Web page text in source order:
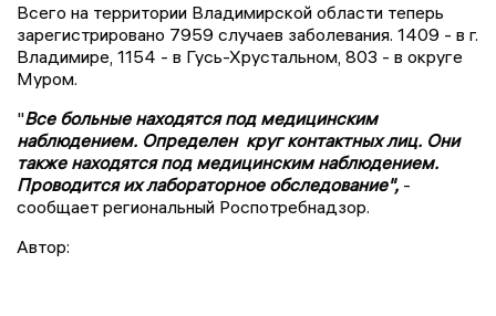
Всего на территории Владимирской области теперь
зарегистрировано 7959 случаев заболевания. 1409 - в г.
Владимире, 1154 - в Гусь-Хрустальном, 803 - в округе
Муром.
"Все больные находятся под медицинским
наблюдением. Определен круг контактных лиц. Они
также находятся под медицинским наблюдением.
Проводится их лабораторное обследование", -
сообщает региональный Роспотребнадзор.
Автор: